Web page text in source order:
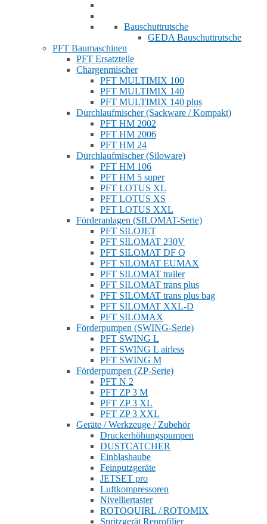
Bauschuttrutsche
GEDA Bauschuttrutsche
PFT Baumaschinen
PFT Ersatzteile
Chargenmischer
PFT MULTIMIX 100
PFT MULTIMIX 140
PFT MULTIMIX 140 plus
Durchlaufmischer (Sackware / Kompakt)
PFT HM 2002
PFT HM 2006
PFT HM 24
Durchlaufmischer (Siloware)
PFT HM 106
PFT HM 5 super
PFT LOTUS XL
PFT LOTUS XS
PFT LOTUS XXL
Förderanlagen (SILOMAT-Serie)
PFT SILOJET
PFT SILOMAT 230V
PFT SILOMAT DF Q
PFT SILOMAT EUMAX
PFT SILOMAT trailer
PFT SILOMAT trans plus
PFT SILOMAT trans plus bag
PFT SILOMAT XXL-D
PFT SILOMAX
Förderpumpen (SWING-Serie)
PFT SWING L
PFT SWING L airless
PFT SWING M
Förderpumpen (ZP-Serie)
PFT N 2
PFT ZP 3 M
PFT ZP 3 XL
PFT ZP 3 XXL
Geräte / Werkzeuge / Zubehör
Druckerhöhungspumpen
DUSTCATCHER
Einblashaube
Feinputzgeräte
JETSET pro
Luftkompressoren
Nivelliertaster
ROTOQUIRL / ROTOMIX
Spritzgerät Reprofilier